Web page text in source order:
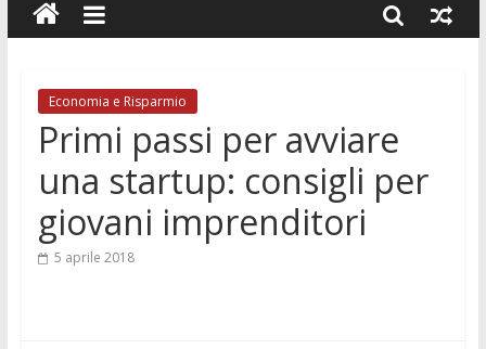
tregua dal caldo
Economia e Risparmio
Primi passi per avviare
una startup: consigli per
giovani imprenditori
5 aprile 2018